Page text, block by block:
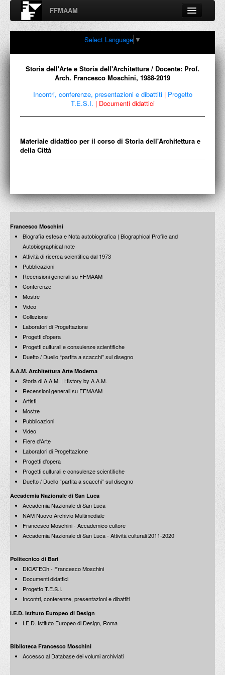
FFMAAM
Fondo Francesco Moschini
A.A.M. Architettura Arte Moderna
Percorsi, nodi, sconfinamenti e contaminazioni tra Arte,
PUBBLICAZIONI
VIDEO
COLLEZIONE
ACCADEMIA NAZIONALE DI SAN LUCA
I.E.D. / ROMA
POLITECNICO DI BARI
BIBLIOTECA FRANCESCO MOSCHINI
A.A.M. ARCHITETTURA ARTE MODERNA
RECENSIONI GENERALI
MOSTRE
ARTISTI
DUETTI / DUELLI
LABORATORI DI PROGETTAZIONE
PROGETTI D'OPERA
PROGETTI CULTURALI
PROGETTO T.E.S.I.
Select Language ▼
Storia dell'Arte e Storia dell'Architettura / Docente: Prof.
Arch. Francesco Moschini, 1988-2019
Incontri, conferenze, presentazioni e dibattiti | Progetto
T.E.S.I. | Documenti didattici
Materiale didattico per il corso di Storia dell'Architettura e
della Città
Francesco Moschini
Biografia estesa e Nota autobiografica | Biographical Profile and
Autobiographical note
Attività di ricerca scientifica dal 1973
Pubblicazioni
Recensioni generali su FFMAAM
Conferenze
Mostre
Video
Collezione
Laboratori di Progettazione
Progetti d'opera
Progetti culturali e consulenze scientifiche
Duetto / Duello “partita a scacchi” sul disegno
A.A.M. Architettura Arte Moderna
Storia di A.A.M. | History by A.A.M.
Recensioni generali su FFMAAM
Artisti
Mostre
Pubblicazioni
Video
Fiere d'Arte
Laboratori di Progettazione
Progetti d'opera
Progetti culturali e consulenze scientifiche
Duetto / Duello “partita a scacchi” sul disegno
Accademia Nazionale di San Luca
Accademia Nazionale di San Luca
NAM Nuovo Archivio Multimediale
Francesco Moschini - Accademico cultore
Accademia Nazionale di San Luca - Attività culturali 2011-2020
Politecnico di Bari
DICATECh - Francesco Moschini
Documenti didattici
Progetto T.E.S.I.
Incontri, conferenze, presentazioni e dibattiti
I.E.D. Istituto Europeo di Design
I.E.D. Istituto Europeo di Design, Roma
Biblioteca Francesco Moschini
Accesso al Database dei volumi archiviati